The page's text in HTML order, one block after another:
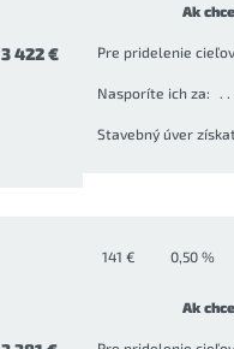
3 422 €
Ak
Pre pridelenie
Nasporíte ich za:
Stavebný úver
141 € 0,50 %
Ak